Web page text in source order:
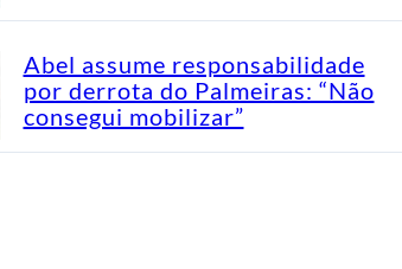
Abel assume responsabilidade
por derrota do Palmeiras: “Não
consegui mobilizar”